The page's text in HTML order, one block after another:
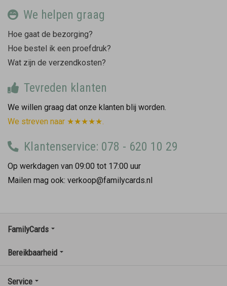
We helpen graag
Hoe gaat de bezorging?
Hoe bestel ik een proefdruk?
Wat zijn de verzendkosten?
Tevreden klanten
We willen graag dat onze klanten blij worden.
We streven naar ★★★★★.
Klantenservice: 078 - 620 10 29
Op werkdagen van 09:00 tot 17:00 uur
Mailen mag ook: verkoop@familycards.nl
FamilyCards
Bereikbaarheid
Service